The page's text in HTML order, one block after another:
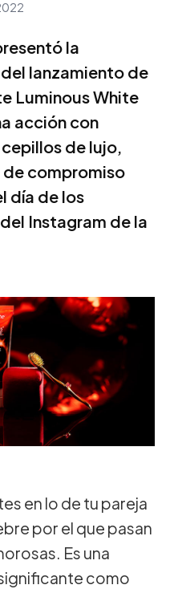
la
lanzamiento de
Luminous White
acción con
de lujo,
de compromiso
día de los
Instagram de la
en lo de tu pareja
por el que pasan
Es una
como